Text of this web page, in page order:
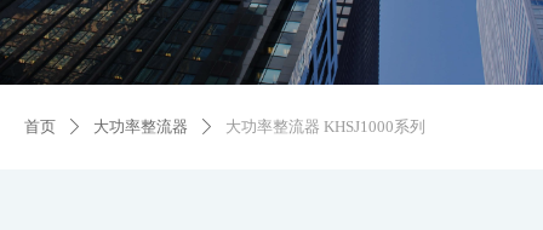
首页 ꄲ 大功率整流器 ꄲ 大功率整流器 KHSJ1000系列